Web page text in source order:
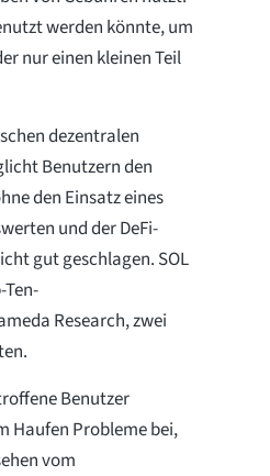
werden könnte, um
nur einen kleinen Teil
dezentralen
Benutzern den
den Einsatz eines
und der DeFi-
gut geschlagen. SOL
Research, zwei
Benutzer
Haufen Probleme bei,
vom